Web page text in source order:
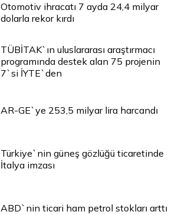
Otomotiv ihracatı 7 ayda 24,4 milyar
dolarla rekor kırdı
TÜBİTAK`ın uluslararası araştırmacı
programında destek alan 75 projenin
7`si İYTE`den
AR-GE`ye 253,5 milyar lira harcandı
Türkiye`nin güneş gözlüğü ticaretinde
İtalya imzası
ABD`nin ticari ham petrol stokları arttı